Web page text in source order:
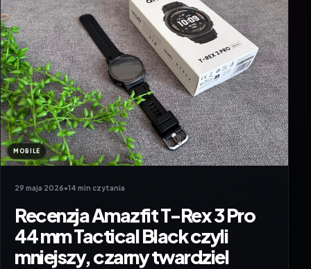
MOBILE
29 maja 2026•14 min czytania
Recenzja Amazfit T-Rex 3 Pro
44 mm Tactical Black czyli
mniejszy, czarny twardziel